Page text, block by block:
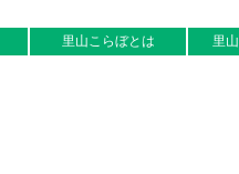
里山こらぼとは 里